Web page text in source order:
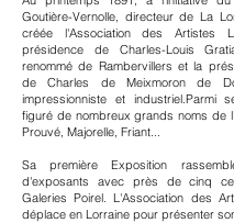
Goutière-Vernolle, directeur de La
créée l'Association des Artistes
présidence de Charles-Louis
renommé de Rambervillers et la
deCharles de Meixmoron de
impressionniste et industriel.Parmi
figuré de nombreux grands noms de
Prouvé, Majorelle, Friant...
Sa première Exposition
d'exposants avec près de cinq
Galeries Poirel. L'Association des
déplace en Lorraine pour présenter